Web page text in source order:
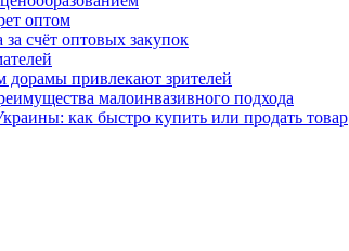
оптом
счёт оптовых закупок
дорамы привлекают зрителей
малоинвазивного подхода
как быстро купить или продать товар